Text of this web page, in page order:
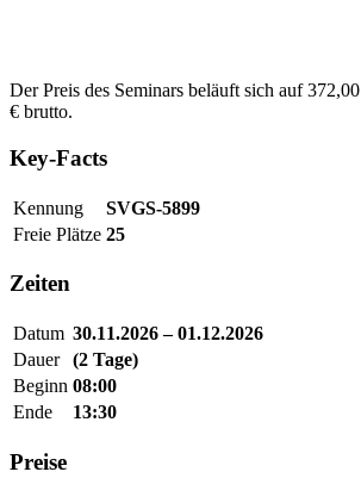
Der Preis des Seminars beläuft sich auf
€ brutto.
Key-Facts
Kennung
SVGS-5899
Freie Plätze 25
Zeiten
Datum 30.11.2026 – 01.12.2026
Dauer
(2 Tage)
Beginn 08:00
Ende
13:30
Preise